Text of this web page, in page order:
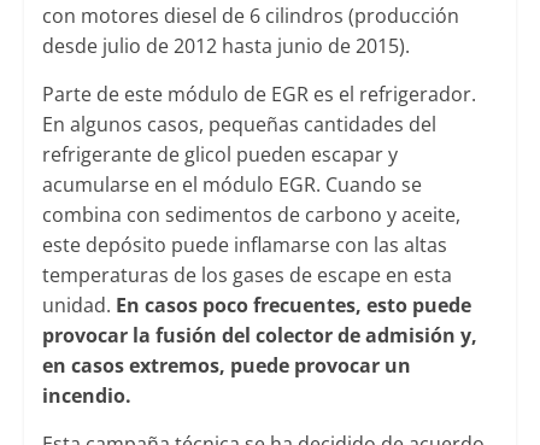
con motores diesel de 6 cilindros (producción
desde julio de 2012 hasta junio de 2015).
Parte de este módulo de EGR es el refrigerador.
En algunos casos, pequeñas cantidades del
refrigerante de glicol pueden escapar y
acumularse en el módulo EGR. Cuando se
combina con sedimentos de carbono y aceite,
este depósito puede inflamarse con las altas
temperaturas de los gases de escape en esta
unidad. En casos poco frecuentes, esto puede
provocar la fusión del colector de admisión y,
en casos extremos, puede provocar un
incendio.